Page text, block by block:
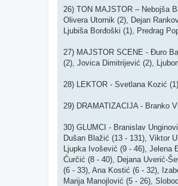
26) TON MAJSTOR – Nebojša
Olivera Utornik (2), Dejan
Ljubiša Borđoški (1), Predrag
27) MAJSTOR SCENE - Đuro
(2), Jovica Dimitrijević (2),
28) LEKTOR - Svetlana Kozić
29) DRAMATIZACIJA - Branko
30) GLUMCI - Branislav
Dušan Blažić (13 - 131), Viktor
Ljupka Ivošević (9 - 46), Jelena
Ćurčić (8 - 40), Dejana Uverić-
(6 - 33), Ana Kostić (6 - 32),
Marija Manojlović (5 - 26),